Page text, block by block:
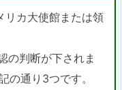
リカ大使館または領
の判断が下されま
の通り3つです。